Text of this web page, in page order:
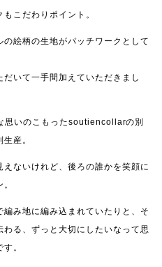
こだわりポイント。
絵柄の生地がパッチワークとして
いて一手間加えていただきまし
思いのこもったsoutiencollarの別
産。
ないけれど、後ろの誰かを笑顔に
み地に編み込まれていたりと、そ
る、ずっと大切にしたいなって思
。